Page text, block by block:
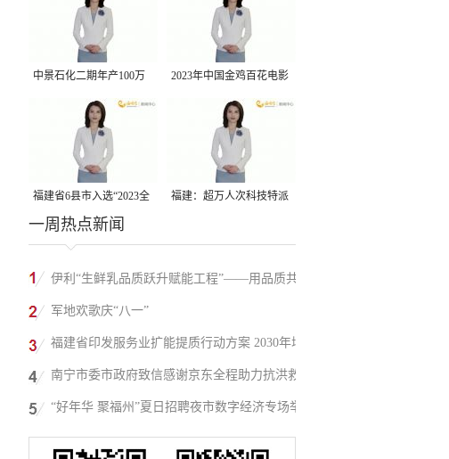
中景石化二期年产100万
吨丙烷脱氢项目建成中交
2023年中国金鸡百花电影
节有福电影巡展31日启动
福建省6县市入选“2023全
国县域发展潜力百强县”
福建：超万人次科技特派
一周热点新闻
伊利“生鲜乳品质跃升赋能工程”——用品质共
赢链接世界
军地欢歌庆“八一”
福建省印发服务业扩能提质行动方案 2030年增
加值力争超4万亿元
南宁市委市政府致信感谢京东全程助力抗洪救
灾与灾后重建
“好年华 聚福州”夏日招聘夜市数字经济专场举
办 30家企业提供超700个岗位